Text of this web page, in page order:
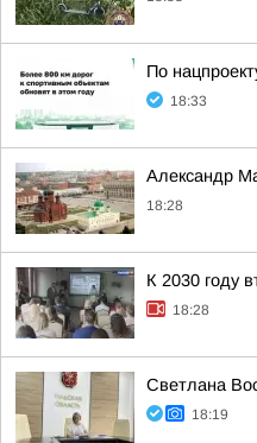
По
18:33
Александр
18:28
К 2030 году
18:28
Светлана
18:19